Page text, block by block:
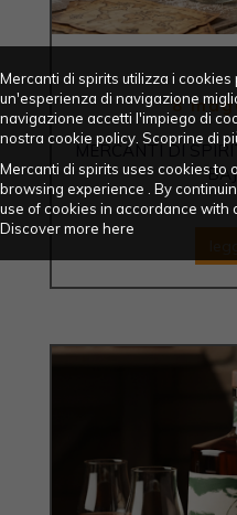
Mercanti di spirits utilizza i cookies
un'esperienza di navigazione
navigazione accetti l'impiego di
nostra cookie policy. Scoprine di
Mercanti di spirits uses cookies to
browsing experience . By
use of cookies in accordance with
Discover more here
8
MERCANTI DI